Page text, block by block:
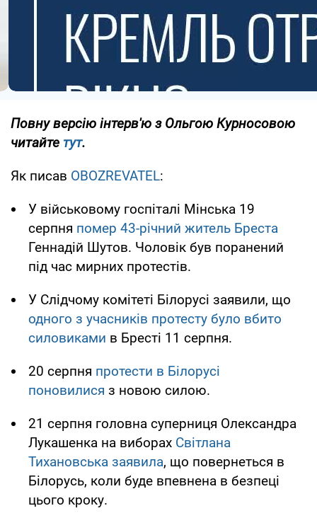
Повну версію інтерв'ю з Ольгою Курносовою
читайте тут.
Як писав OBOZREVATEL:
У військовому госпіталі Мінська 19
серпня помер 43-річний житель Бреста
Геннадій Шутов. Чоловік був поранений
під час мирних протестів.
У Слідчому комітеті Білорусі заявили, що
одного з учасників протесту було вбито
силовиками в Бресті 11 серпня.
20 серпня протести в Білорусі
поновилися з новою силою.
21 серпня головна суперниця Олександра
Лукашенка на виборах Світлана
Тихановська заявила, що повернеться в
Білорусь, коли буде впевнена в безпеці
цього кроку.